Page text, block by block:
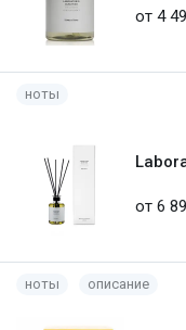
от 4
ноты
от 6
ноты описание